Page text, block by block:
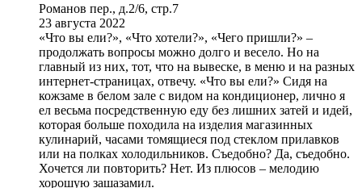
Романов пер., д.2/6, стр.7
23 августа 2022
«Что вы ели?», «Что хотели?», «Чего пришли?» –
продолжать вопросы можно долго и весело. Но на
главный из них, тот, что на вывеске, в меню и на разных
интернет-страницах, отвечу. «Что вы ели?» Сидя на
кожзаме в белом зале с видом на кондиционер, лично я
ел весьма посредственную еду без лишних затей и идей,
которая больше походила на изделия магазинных
кулинарий, часами томящиеся под стеклом прилавков
или на полках холодильников. Съедобно? Да, съедобно.
Хочется ли повторить? Нет. Из плюсов – мелодию
хорошую зашазамил.